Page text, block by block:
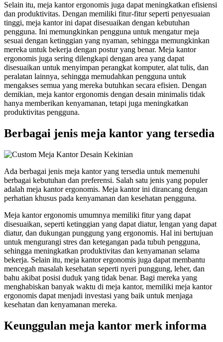
Selain itu, meja kantor ergonomis juga dapat meningkatkan efisiensi
dan produktivitas. Dengan memiliki fitur-fitur seperti penyesuaian
tinggi, meja kantor ini dapat disesuaikan dengan kebutuhan
pengguna. Ini memungkinkan pengguna untuk mengatur meja
sesuai dengan ketinggian yang nyaman, sehingga memungkinkan
mereka untuk bekerja dengan postur yang benar. Meja kantor
ergonomis juga sering dilengkapi dengan area yang dapat
disesuaikan untuk menyimpan perangkat komputer, alat tulis, dan
peralatan lainnya, sehingga memudahkan pengguna untuk
mengakses semua yang mereka butuhkan secara efisien. Dengan
demikian, meja kantor ergonomis dengan desain minimalis tidak
hanya memberikan kenyamanan, tetapi juga meningkatkan
produktivitas pengguna.
Berbagai jenis meja kantor yang tersedia
Ada berbagai jenis meja kantor yang tersedia untuk memenuhi
berbagai kebutuhan dan preferensi. Salah satu jenis yang populer
adalah meja kantor ergonomis. Meja kantor ini dirancang dengan
perhatian khusus pada kenyamanan dan kesehatan pengguna.
Meja kantor ergonomis umumnya memiliki fitur yang dapat
disesuaikan, seperti ketinggian yang dapat diatur, lengan yang dapat
diatur, dan dukungan punggung yang ergonomis. Hal ini bertujuan
untuk mengurangi stres dan ketegangan pada tubuh pengguna,
sehingga meningkatkan produktivitas dan kenyamanan selama
bekerja. Selain itu, meja kantor ergonomis juga dapat membantu
mencegah masalah kesehatan seperti nyeri punggung, leher, dan
bahu akibat posisi duduk yang tidak benar. Bagi mereka yang
menghabiskan banyak waktu di meja kantor, memiliki meja kantor
ergonomis dapat menjadi investasi yang baik untuk menjaga
kesehatan dan kenyamanan mereka.
Keunggulan meja kantor merk informa